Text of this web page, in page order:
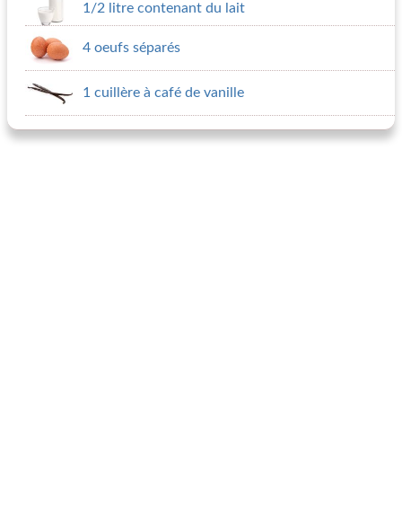
1/2 litre contenant du lait
4 oeufs séparés
1 cuillère à café de vanille